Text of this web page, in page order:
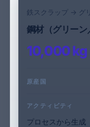
鉄スクラップ -> グ
鋼材（グリーン
10,000 kg
原産国
アクティビティ
プロセスから生成